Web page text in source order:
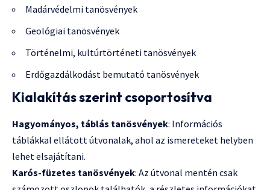
Madárvédelmi tanösvények
Geológiai tanösvények
Történelmi, kultúrtörténeti tanösvények
Erdőgazdálkodást bemutató tanösvények
Kialakítás szerint csoportosítva
Hagyományos, táblás tanösvények: Információs
táblákkal ellátott útvonalak, ahol az ismereteket helyben
lehet elsajátítani.
Karós-füzetes tanösvények: Az útvonal mentén csak